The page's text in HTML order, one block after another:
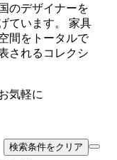
のデザイナーを
ています。 家具
間をトータルで
されるコレクシ
気軽に
検索条件をクリア